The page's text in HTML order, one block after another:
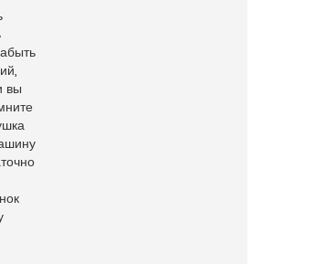
вы